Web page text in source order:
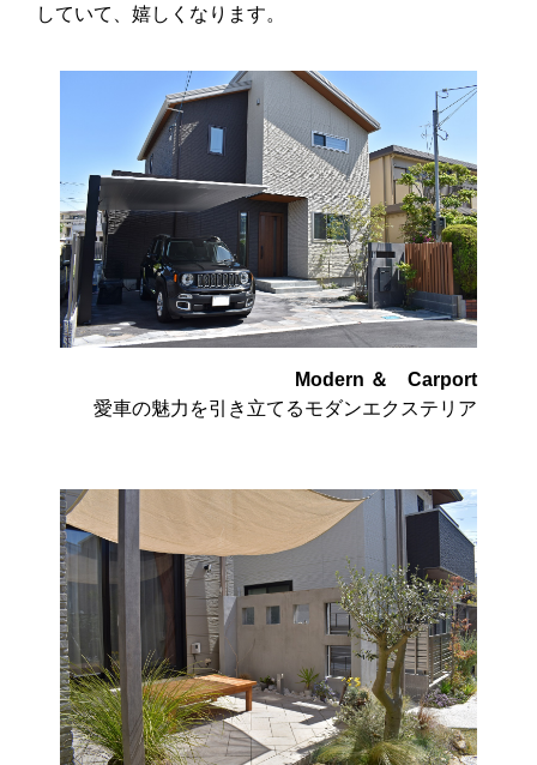
していて、嬉しくなります。
Modern ＆ Carport
愛車の魅力を引き立てるモダンエクステリア